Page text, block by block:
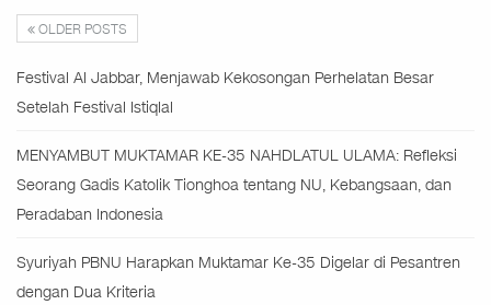
OLDER POSTS
Festival Al Jabbar, Menjawab Kekosongan Perhelatan Besar
Setelah Festival Istiqlal
MENYAMBUT MUKTAMAR KE-35 NAHDLATUL ULAMA: Refleksi
Seorang Gadis Katolik Tionghoa tentang NU, Kebangsaan, dan
Peradaban Indonesia
Syuriyah PBNU Harapkan Muktamar Ke-35 Digelar di Pesantren
dengan Dua Kriteria